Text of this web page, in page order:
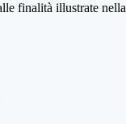
finalità illustrate nella